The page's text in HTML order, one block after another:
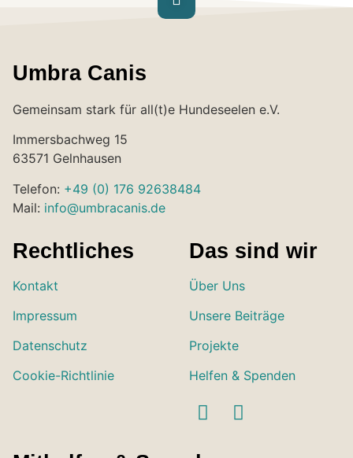
Umbra Canis
Gemeinsam stark für all(t)e Hundeseelen e.V.
Immersbachweg 15
63571 Gelnhausen
Telefon: +49 (0) 176 92638484
Mail: info@umbracanis.de
Rechtliches
Kontakt
Impressum
Datenschutz
Cookie-Richtlinie
Das sind wir
Über Uns
Unsere Beiträge
Projekte
Helfen & Spenden